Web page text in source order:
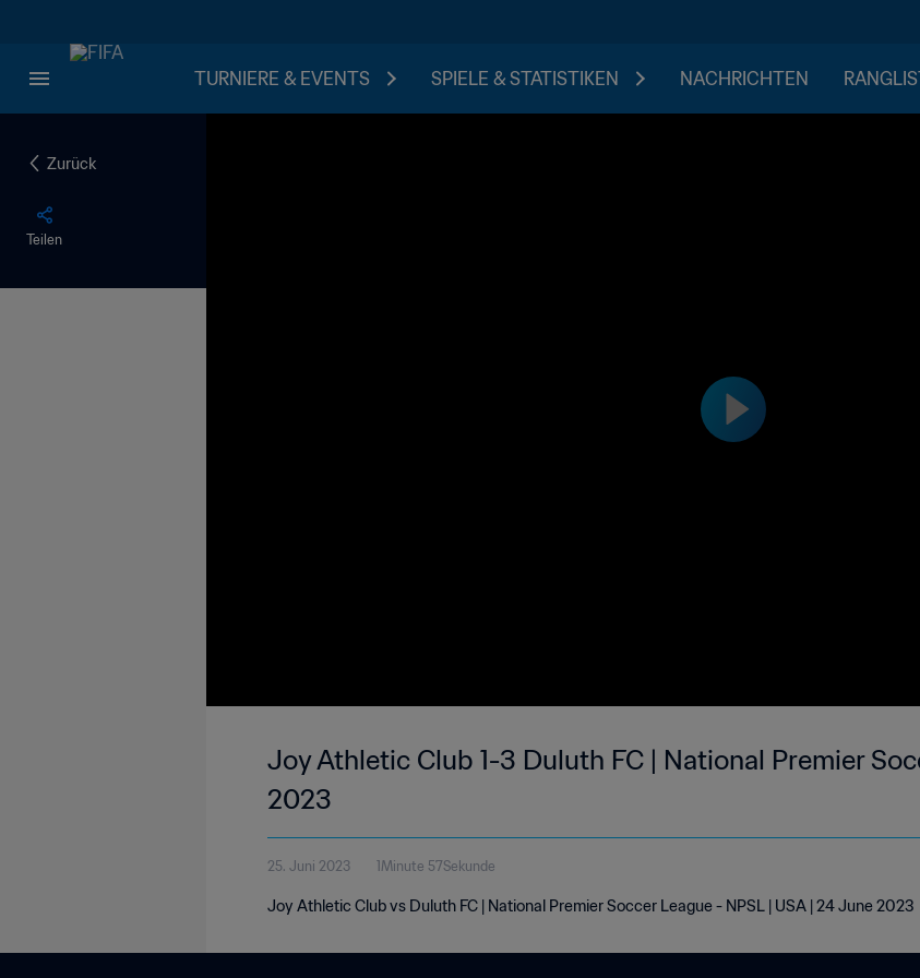
TURNIERE & EVENTS SPIELE & STATISTIKEN NACHRICHTEN
Zurück
Teilen
Joy Athletic Club 1-3 Duluth FC | National Premier Soccer
2023
25. Juni 2023 1Minute 57Sekunde
Joy Athletic Club vs Duluth FC | National Premier Soccer League - NPSL | USA | 24 June 2023